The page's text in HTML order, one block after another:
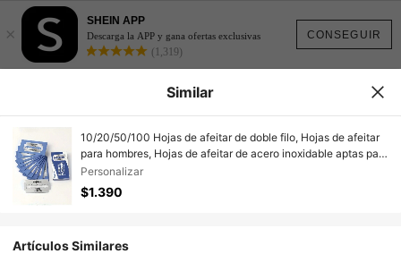
CONSEGUIR
×
SHEIN APP
Descarga la APP y gana ofertas exclusivas
(1,319)
Similar
10/20/50/100 Hojas de afeitar de doble filo, Hojas de afeitar
para hombres, Hojas de afeitar de acero inoxidable aptas para
la mayoría de las máquinas de afeitar manuales, que
proporcionan una experiencia de afeitado suave y limpia, son
la opción de salones de belleza y peluquerías
Personalizar
$1.390
Artículos Similares